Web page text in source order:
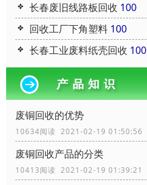
长春废旧线路板回收 100
回收工厂下角塑料 100
长春工业废料纸壳回收 100
废铜回收的优势
10634阅读 2021-02-19 01:50:56
废铜回收产品的分类
10413阅读 2021-02-19 01:39:21